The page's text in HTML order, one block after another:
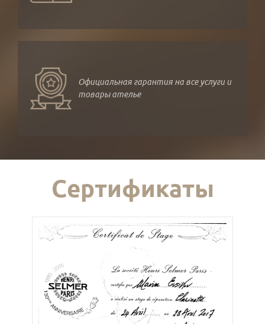
Официальная гарантия на все услуги и
товары ателье
Сертификаты